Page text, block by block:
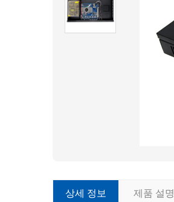
상세 정보 제품 설명